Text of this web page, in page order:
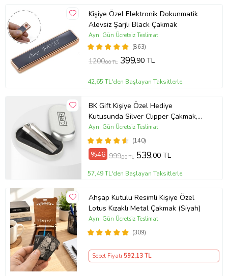
Kişiye Özel Elektronik Dokunmatik
Alevsiz Şarjlı Black Çakmak
(863)
Aynı Gün Ücretsiz Teslimat
1200,00 TL 399,90 TL
42,65 TL'den Başlayan Taksitlerle
BK Gift Kişiye Özel Hediye
Kutusunda Silver Clipper Çakmak,
İsimli Clipper Çakmak, Arkadaşa
Hediye, Sevgiliye Hediye
(140)
Aynı Gün Ücretsiz Teslimat
%46 999,00 TL 539,00 TL
57,49 TL'den Başlayan Taksitlerle
Ahşap Kutulu Resimli Kişiye Özel
Lotus Kızaklı Metal Çakmak (Siyah)
(309)
Aynı Gün Ücretsiz Teslimat
Sepet Fiyatı 592,13 TL